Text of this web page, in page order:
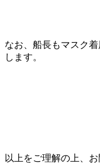
なお、船長もマスク
します。
以上をご理解の上、お